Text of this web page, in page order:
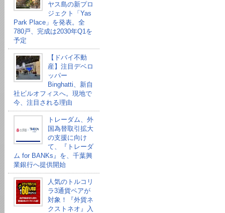
ヤス島の新プロ
ジェクト「Yas
Park Place」を発表。全
780戸、完成は2030年Q1を
予定
【ドバイ不動
産】注目デベロ
ッパー
Binghatti、新自
社ビルオフィスへ。現地で
今、注目される理由
トレーダム、外
国為替取引拡大
の支援に向け
て、『トレーダ
ム for BANKs』を、千葉興
業銀行へ提供開始
人気のトルコリ
ラ3通貨ペアが
対象！『外貨ネ
クストネオ』入